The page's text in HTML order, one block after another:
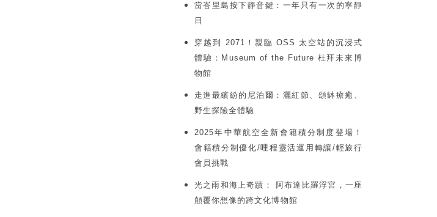
當峇里島按下靜音鍵：一年只有一次的寧靜
日
穿越到 2071！親臨 OSS 太空站的沉浸式
體驗：Museum of the Future 杜拜未來博
物館
走進最繽紛的尼泊爾：灑紅節、頌缽療癒、
野生探險全體驗
2025年中華航空全新會籍積分制度登場！
會籍積分制優化/哩程靈活運用轉讓/輕旅行
會員挑戰
光之雨和海上奇蹟： 阿布達比羅浮宮，一座
顛覆你想像的跨文化博物館